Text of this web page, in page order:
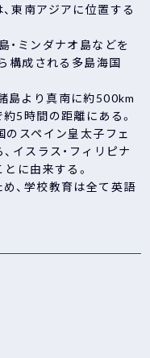
東南アジアに位置する
・ミンダナオ島などを
構成される多島海国
島より真南に約500km
5時間の距離にある。
のスペイン皇太子フェ
イスラス・フィリピナ
に由来する。
、学校教育は全て英語